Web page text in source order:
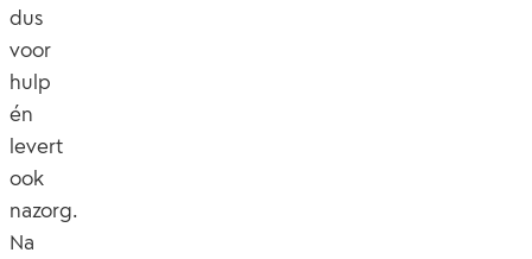
dus
voor
hulp
én
levert
ook
nazorg.
Na